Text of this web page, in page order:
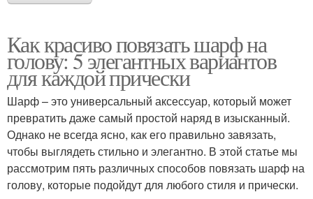
Как красиво повязать шарф на
голову: 5 элегантных вариантов
для каждой прически
Шарф – это универсальный аксессуар, который может
превратить даже самый простой наряд в изысканный.
Однако не всегда ясно, как его правильно завязать,
чтобы выглядеть стильно и элегантно. В этой статье мы
рассмотрим пять различных способов повязать шарф на
голову, которые подойдут для любого стиля и прически.